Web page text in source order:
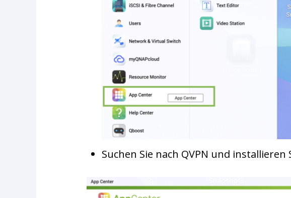
Suchen Sie nach QVPN und installieren